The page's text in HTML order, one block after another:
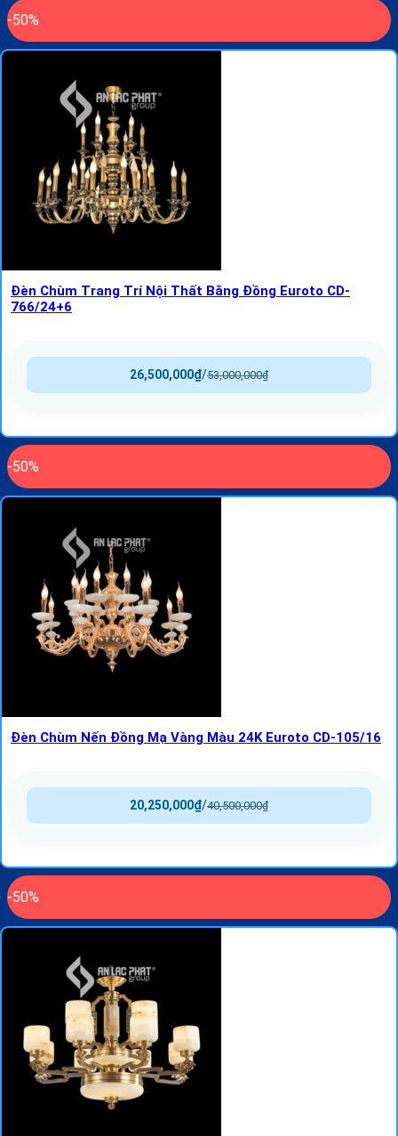
-50%
Đèn Chùm Trang Trí Nội Thất Bằng Đồng Euroto CD-
766/24+6
53,000,000₫
/
26,500,000₫
-50%
Đèn Chùm Nến Đồng Mạ Vàng Màu 24K Euroto CD-105/16
40,500,000₫
/
20,250,000₫
-50%